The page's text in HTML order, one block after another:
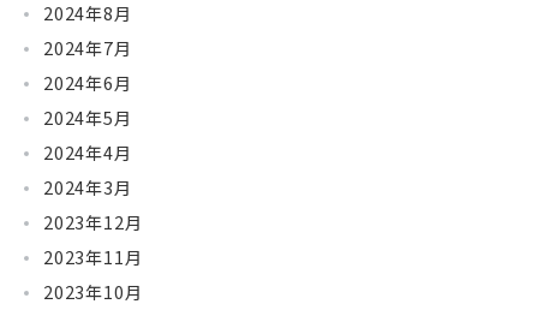
2024年8月
2024年7月
2024年6月
2024年5月
2024年4月
2024年3月
2023年12月
2023年11月
2023年10月